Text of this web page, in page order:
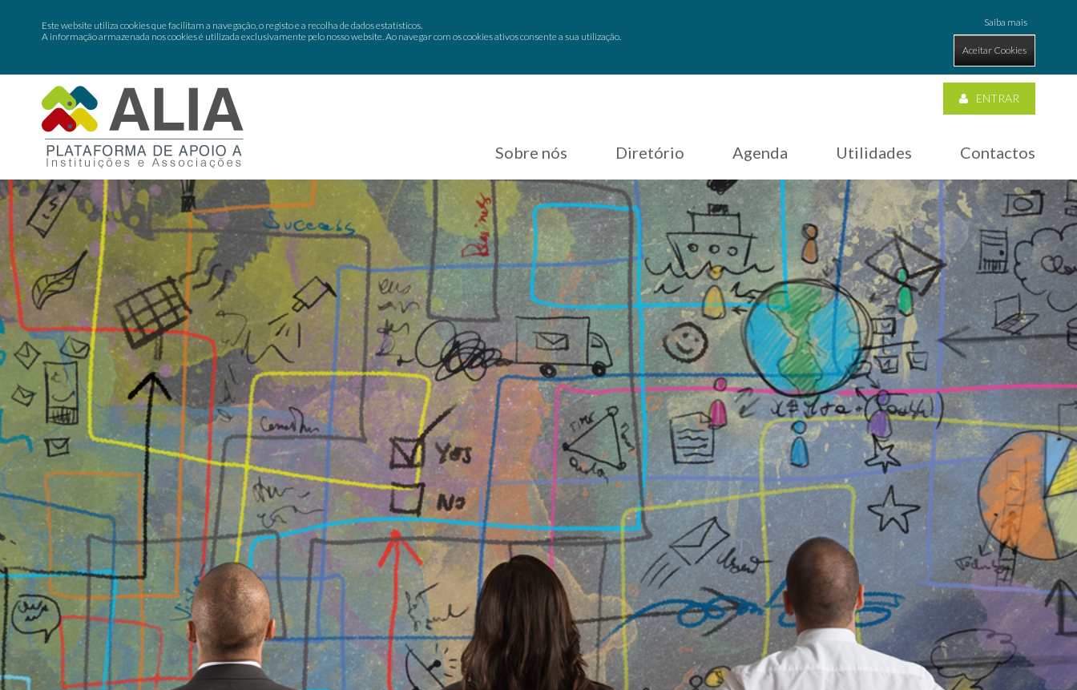
Este website utiliza cookies que facilitam a navegação, o registo e a recolha de dados estatísticos.
A informação armazenada nos cookies é utilizada exclusivamente pelo nosso website. Ao navegar com os cookies ativos consente a sua utilização.
Saiba mais
Aceitar Cookies
ENTRAR
Sobre nós Diretório Agenda Utilidades Contactos